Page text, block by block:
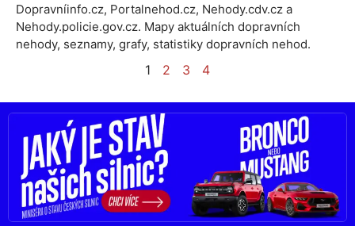
Dopravníinfo.cz, Portalnehod.cz, Nehody.cdv.cz a
Nehody.policie.gov.cz. Mapy aktuálních dopravních
nehody, seznamy, grafy, statistiky dopravních nehod.
1 2 3 4